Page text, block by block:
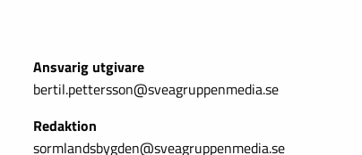
Ansvarig utgivare
bertil.pettersson@sveagruppenmedia.se
Redaktion
sormlandsbygden@sveagruppenmedia.se